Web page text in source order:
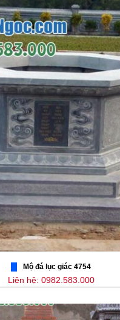
Mộ đá lục giác 4754
Liên hệ: 0982.583.000